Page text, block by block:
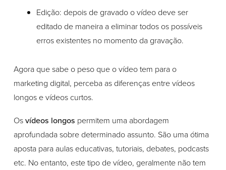
Edição: depois de gravado o vídeo deve ser
editado de maneira a eliminar todos os possíveis
erros existentes no momento da gravação.
Agora que sabe o peso que o vídeo tem para o
marketing digital, perceba as diferenças entre vídeos
longos e vídeos curtos.
Osvídeos longos permitem uma abordagem
aprofundada sobre determinado assunto. São uma ótima
aposta para aulas educativas, tutoriais, debates, podcasts
etc. No entanto, este tipo de vídeo, geralmente não tem